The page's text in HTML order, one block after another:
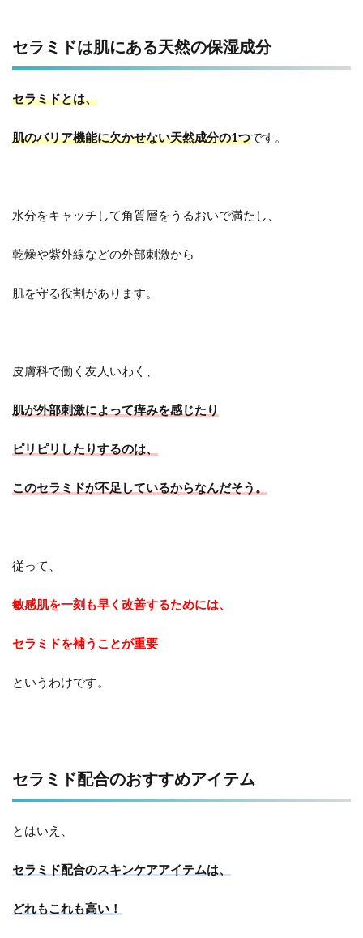
セラミドは肌にある天然の保湿成分
セラミドとは、
肌のバリア機能に欠かせない天然成分の1つです。
水分をキャッチして角質層をうるおいで満たし、
乾燥や紫外線などの外部刺激から
肌を守る役割があります。
皮膚科で働く友人いわく、
肌が外部刺激によって痒みを感じたり
ピリピリしたりするのは、
このセラミドが不足しているからなんだそう。
従って、
敏感肌を一刻も早く改善するためには、
セラミドを補うことが重要
というわけです。
セラミド配合のおすすめアイテム
とはいえ、
セラミド配合のスキンケアアイテムは、
どれもこれも高い！